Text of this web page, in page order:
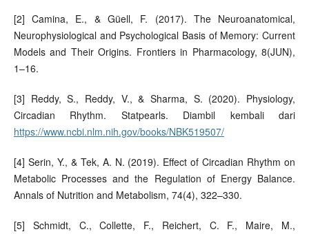
[2] Camina, E., & Güell, F. (2017). The Neuroanatomical,
Neurophysiological and Psychological Basis of Memory: Current
Models and Their Origins. Frontiers in Pharmacology, 8(JUN),
1–16.
[3] Reddy, S., Reddy, V., & Sharma, S. (2020). Physiology,
Circadian Rhythm. Statpearls. Diambil kembali dari
https://www.ncbi.nlm.nih.gov/books/NBK519507/
[4] Serin, Y., & Tek, A. N. (2019). Effect of Circadian Rhythm on
Metabolic Processes and the Regulation of Energy Balance.
Annals of Nutrition and Metabolism, 74(4), 322–330.
[5] Schmidt, C., Collette, F., Reichert, C. F., Maire, M.,